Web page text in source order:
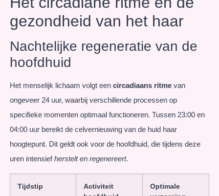
gezondheid van het haar
Nachtelijke regeneratie van de
hoofdhuid
Het menselijk lichaam volgt een circadiaans ritme van
ongeveer 24 uur, waarbij verschillende processen op
specifieke momenten optimaal functioneren. Tussen 23:00 en
04:00 uur bereikt de celvernieuwing van de huid haar
hoogtepunt. Dit geldt ook voor de hoofdhuid, die tijdens deze
uren intensiefherstelt en regenereert.
Tijdstip
Activiteit
Optimale